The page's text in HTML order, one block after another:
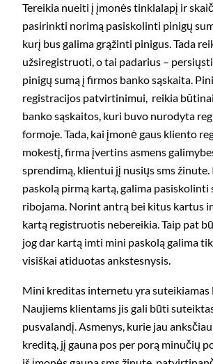
Tereikia nueiti į įmonės tinklalapį ir
pasirinkti norimą pasiskolinti pinigų
kurį bus galima grąžinti pinigus. Tada
užsiregistruoti, o tai padarius –
pinigų sumą į firmos banko sąskaita.
registracijos patvirtinimui, reikia
banko sąskaitos, kuri buvo nurodyta
formoje. Tada, kai įmonė gaus kliento
mokestį, firma įvertins asmens
sprendimą, klientui jį nusiųs sms
paskolą pirmą kartą, galima pasiskolinti
ribojama. Norint antrą bei kitus kartus
kartą registruotis nebereikia. Taip pat
jog dar kartą imti mini paskolą galima
visiškai atiduotas ankstesnysis.
Mini kreditas internetu yra suteikiamas
Naujiems klientams jis gali būti
pusvalandį. Asmenys, kurie jau
kreditą, jį gauna pos per porą minučių